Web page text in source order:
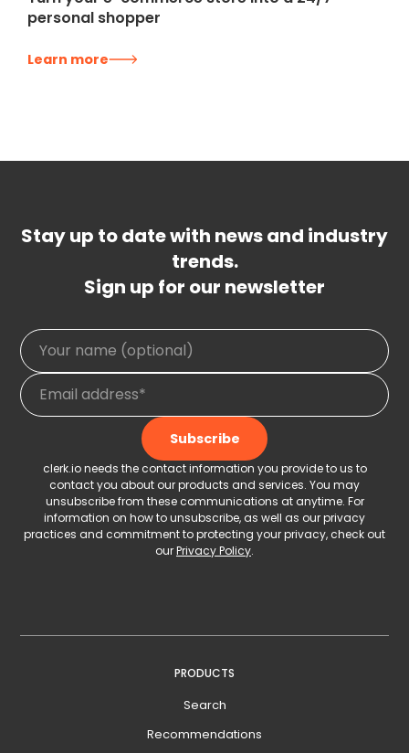
personal shopper
Learn more
Stay up to date with news and industry
trends.
Sign up for our newsletter
clerk.io needs the contact information you provide to us to
contact you about our products and services. You may
unsubscribe from these communications at anytime. For
information on how to unsubscribe, as well as our privacy
practices and commitment to protecting your privacy, check out
ourPrivacy Policy.
PRODUCTS
Search
Recommendations